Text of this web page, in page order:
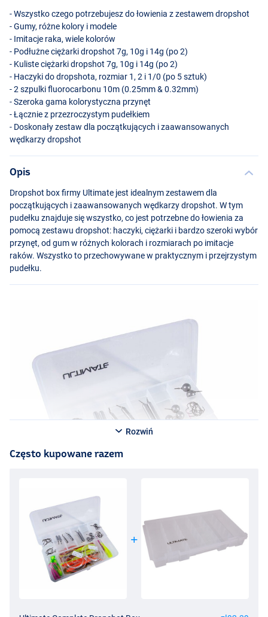
- Wszystko czego potrzebujesz do łowienia z zestawem dropshot
- Gumy, różne kolory i modele
- Imitacje raka, wiele kolorów
- Podłużne ciężarki dropshot 7g, 10g i 14g (po 2)
- Kuliste ciężarki dropshot 7g, 10g i 14g (po 2)
- Haczyki do dropshota, rozmiar 1, 2 i 1/0 (po 5 sztuk)
- 2 szpulki fluorocarbonu 10m (0.25mm & 0.32mm)
- Szeroka gama kolorystyczna przynęt
- Łącznie z przezroczystym pudełkiem
- Doskonały zestaw dla początkujących i zaawansowanych
wędkarzy dropshot
Opis
Dropshot box firmy Ultimate jest idealnym zestawem dla
początkujących i zaawansowanych wędkarzy dropshot. W tym
pudełku znajduje się wszystko, co jest potrzebne do łowienia za
pomocą zestawu dropshot: haczyki, ciężarki i bardzo szeroki wybór
przynęt, od gum w różnych kolorach i rozmiarach po imitacje
raków. Wszystko to przechowywane w praktycznym i przejrzystym
pudełku.
Rozwiń
Często kupowane razem